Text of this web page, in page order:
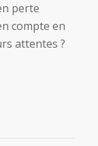
perte
compte en
attentes ?